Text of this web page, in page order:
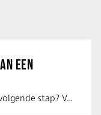
EEN
Ben jij optometrist en toe aan een volgende stap? Voor een optiekketen is Eye …